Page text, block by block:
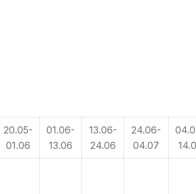
20.05-
01.06
01.06-
13.06
13.06-
24.06
24.06-
04.07